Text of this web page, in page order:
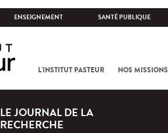
ENSEIGNEMENT SANTÉ PUBLIQUE
L'INSTITUT PASTEUR NOS MISSIONS
LE JOURNAL DE LA
RECHERCHE